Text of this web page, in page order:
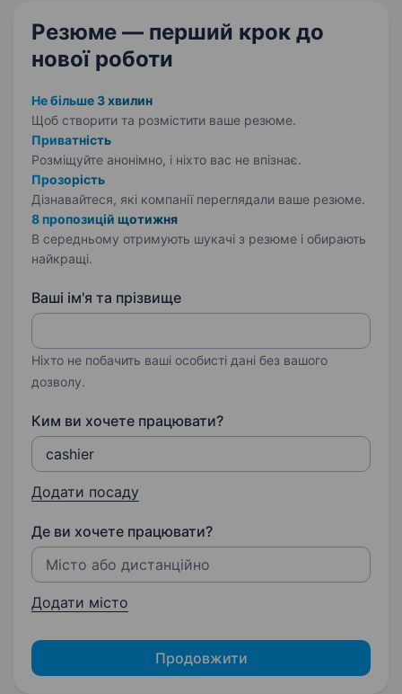
Резюме — перший крок до
нової роботи
Не більше 3 хвилин
Щоб створити та розмістити ваше резюме.
Приватність
Розміщуйте анонімно, і ніхто вас не впізнає.
Прозорість
Дізнавайтеся, які компанії переглядали ваше резюме.
8 пропозицій щотижня
В середньому отримують шукачі з резюме і обирають
найкращі.
Ваші ім'я та прізвище
Ніхто не побачить ваші особисті дані без вашого
дозволу.
Ким ви хочете працювати?
Додати посаду
Де ви хочете працювати?
Додати місто
Продовжити